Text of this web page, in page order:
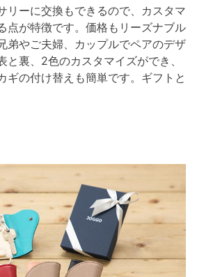
リーに交換もできるので、カスタマ
点が特徴です。価格もリーズナブル
弟やご夫婦、カップルでペアのデザ
と裏、2色のカスタマイズができ、
ギの付け替えも簡単です。ギフトと